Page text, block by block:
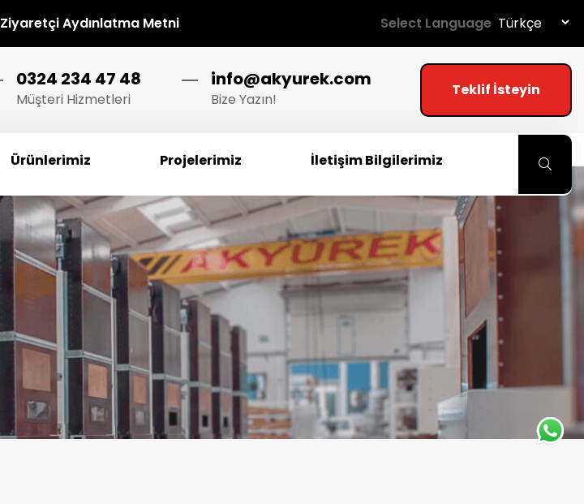
Ziyaretçi Aydınlatma Metni Select Language
0324 234 47 48
Müşteri Hizmetleri
info@akyurek.com
Bize Yazın!
Teklif İsteyin
Ürünlerimiz Projelerimiz İletişim Bilgilerimiz